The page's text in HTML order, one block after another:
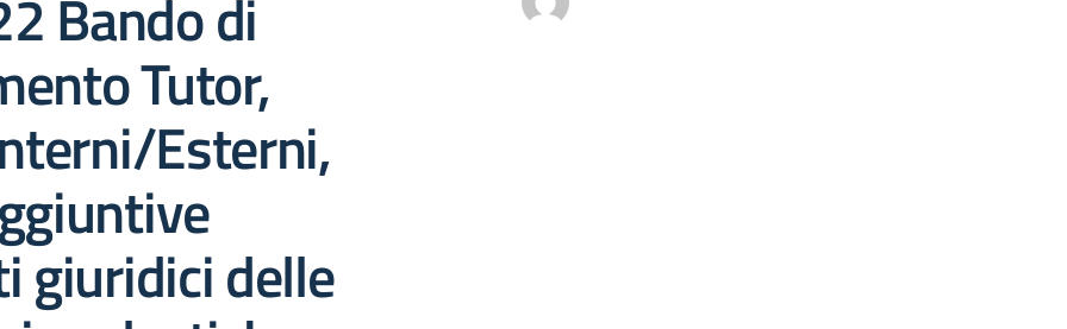
Bando di
Tutor,
Esterni,
giuridici delle